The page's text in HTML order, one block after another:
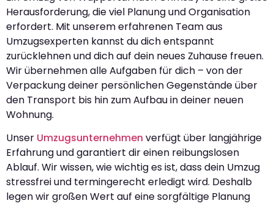
Herausforderung, die viel Planung und Organisation
erfordert. Mit unserem erfahrenen Team aus
Umzugsexperten kannst du dich entspannt
zurücklehnen und dich auf dein neues Zuhause freuen.
Wir übernehmen alle Aufgaben für dich – von der
Verpackung deiner persönlichen Gegenstände über
den Transport bis hin zum Aufbau in deiner neuen
Wohnung.
Unser Umzugsunternehmen verfügt über langjährige
Erfahrung und garantiert dir einen reibungslosen
Ablauf. Wir wissen, wie wichtig es ist, dass dein Umzug
stressfrei und termingerecht erledigt wird. Deshalb
legen wir großen Wert auf eine sorgfältige Planung